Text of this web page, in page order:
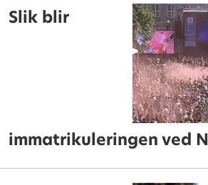
Slik blir
immatrikuleringen ved